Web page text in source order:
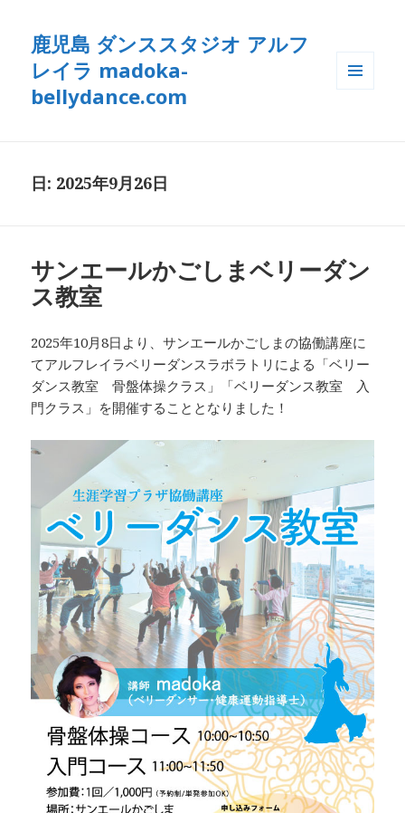
鹿児島 ダンススタジオ アルフ
レイラ madoka-
bellydance.com
日: 2025年9月26日
サンエールかごしまベリーダン
ス教室
2025年10月8日より、サンエールかごしまの協働講座に
てアルフレイラベリーダンスラボラトリによる「ベリー
ダンス教室 骨盤体操クラス」「ベリーダンス教室 入
門クラス」を開催することとなりました！